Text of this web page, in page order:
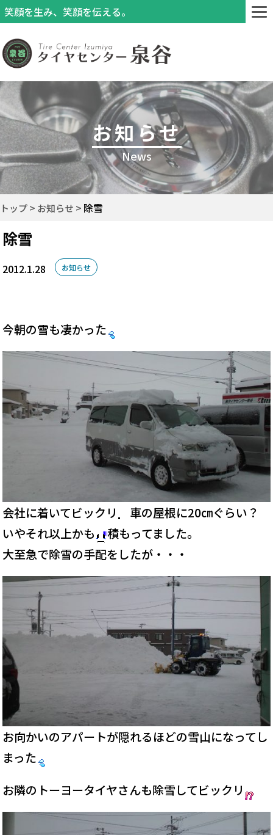
笑顔を生み、笑顔を伝える。
お知らせ
News
トップ お知らせ 除雪
除雪
2012.1.28 お知らせ
今朝の雪も凄かった
会社に着いてビックリ
車の屋根に20㎝ぐらい？
いやそれ以上かも
積もってました。
大至急で除雪の手配をしたが・・・
お向かいのアパートが隠れるほどの雪山になってし
まった
お隣のトーヨータイヤさんも除雪してビックリ